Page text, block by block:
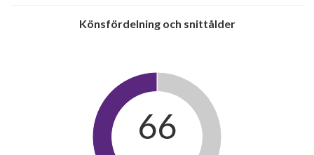
Könsfördelning och snittålder
66